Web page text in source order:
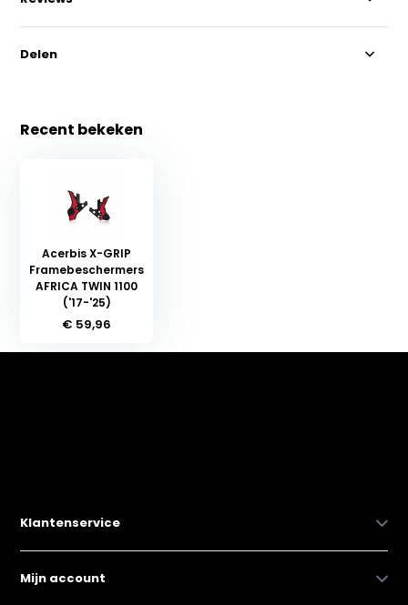
Delen
Recent bekeken
Acerbis X-GRIP
Framebeschermers
AFRICA TWIN 1100
('17-'25)
€ 59,96
Klantenservice
Mijn account